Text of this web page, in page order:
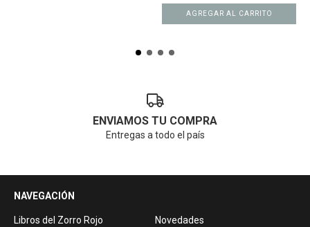
AGREGAR AL CARRITO
ENVIAMOS TU COMPRA
Entregas a todo el país
NAVEGACIÓN
Libros del Zorro Rojo Novedades